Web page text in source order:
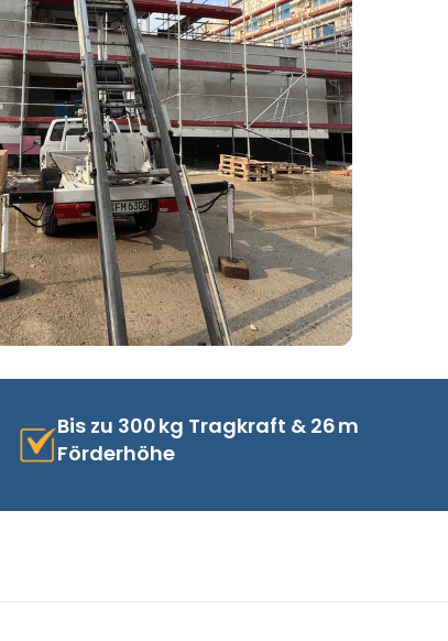
Bis zu 300 kg Tragkraft & 26 m
Förderhöhe